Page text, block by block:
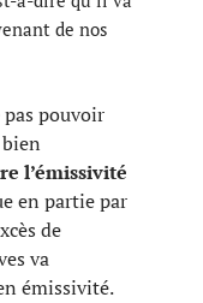
de nos
pas pouvoir
l’émissivité
en partie par
de
va
émissivité.